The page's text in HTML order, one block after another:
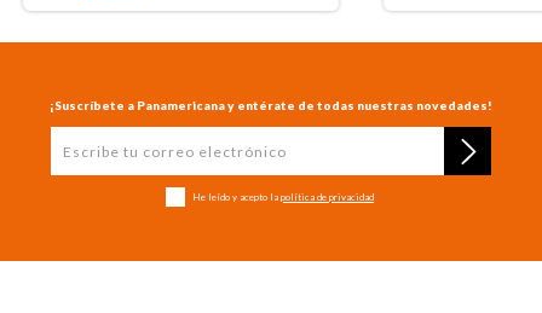
¡Suscríbete a Panamericana y entérate de todas nuestras novedades!
He leído y acepto la política de privacidad